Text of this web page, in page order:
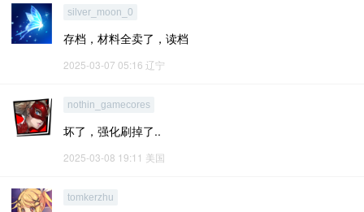
silver_moon_0
存档，材料全卖了，读档
2025-03-07 05:16 辽宁
nothin_gamecores
坏了，强化刷掉了..
2025-03-08 19:11 美国
tomkerzhu